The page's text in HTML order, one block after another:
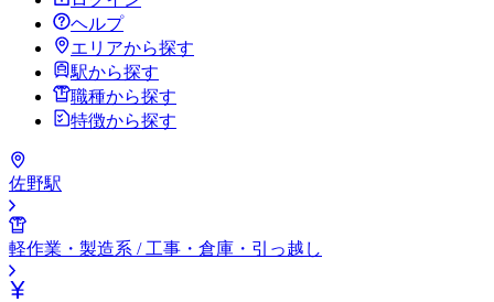
ヘルプ
エリアから探す
駅から探す
職種から探す
特徴から探す
佐野駅
軽作業・製造系 / 工事・倉庫・引っ越し